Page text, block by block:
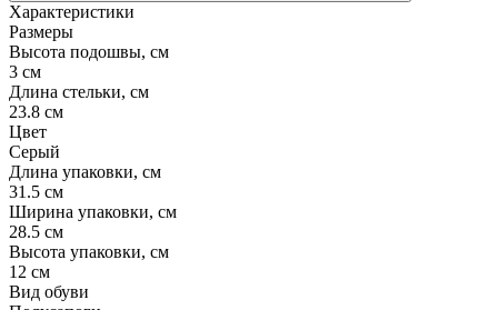
Характеристики
Размеры
Высота подошвы, см
3 см
Длина стельки, см
23.8 см
Цвет
Серый
Длина упаковки, см
31.5 см
Ширина упаковки, см
28.5 см
Высота упаковки, см
12 см
Вид обуви